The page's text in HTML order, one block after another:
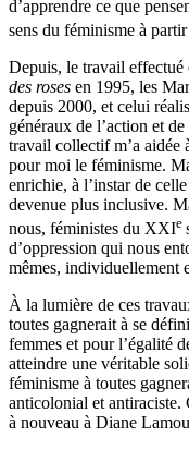
d’apprendre ce que
sens du féminisme à
Depuis, le travail effectué
des roses en 1995, les
depuis 2000, et celui
généraux de l’action et
travail collectif m’a aidée
pour moi le féminisme.
enrichie, à l’instar de
devenue plus inclusive.
nous, féministes du XXIe
d’oppression qui nous
mêmes, individuellement
À la lumière de ces
toutes gagnerait à se
femmes et pour l’égalité
atteindre une véritable
féminisme à toutes
anticolonial et antiraciste.
à nouveau à Diane